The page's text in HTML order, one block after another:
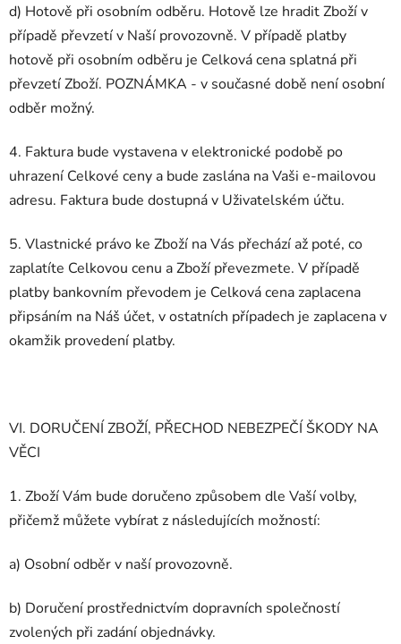
d) Hotově při osobním odběru. Hotově lze hradit Zboží v
případě převzetí v Naší provozovně. V případě platby
hotově při osobním odběru je Celková cena splatná při
převzetí Zboží. POZNÁMKA - v současné době není osobní
odběr možný.
4. Faktura bude vystavena v elektronické podobě po
uhrazení Celkové ceny a bude zaslána na Vaši e-mailovou
adresu. Faktura bude dostupná v Uživatelském účtu.
5. Vlastnické právo ke Zboží na Vás přechází až poté, co
zaplatíte Celkovou cenu a Zboží převezmete. V případě
platby bankovním převodem je Celková cena zaplacena
připsáním na Náš účet, v ostatních případech je zaplacena v
okamžik provedení platby.
VI. DORUČENÍ ZBOŽÍ, PŘECHOD NEBEZPEČÍ ŠKODY NA
VĚCI
1. Zboží Vám bude doručeno způsobem dle Vaší volby,
přičemž můžete vybírat z následujících možností:
a) Osobní odběr v naší provozovně.
b) Doručení prostřednictvím dopravních společností
zvolených při zadání objednávky.